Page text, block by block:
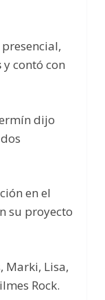
y contó con
dijo
en el
su proyecto
Marki, Lisa,
Rock.